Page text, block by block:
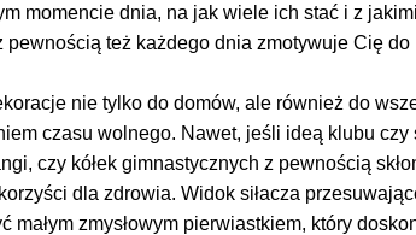
momencie dnia, na jak wiele ich stać i z
pewnością też każdego dnia zmotywuje Cię
nie tylko do domów, ale również do
czasu wolnego. Nawet, jeśli ideą klubu
czy kółek gimnastycznych z pewnością
dla zdrowia. Widok siłacza
małym zmysłowym pierwiastkiem, który